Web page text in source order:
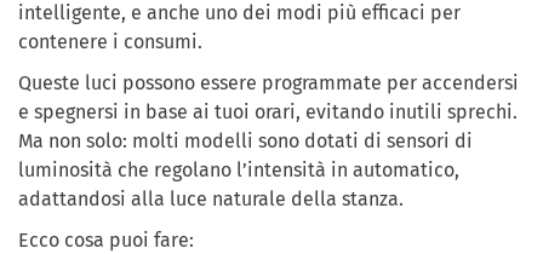
intelligente, e anche uno dei modi più efficaci per
contenere i consumi.
Queste luci possono essere programmate per accendersi
e spegnersi in base ai tuoi orari, evitando inutili sprechi.
Ma non solo: molti modelli sono dotati di sensori di
luminosità che regolano l’intensità in automatico,
adattandosi alla luce naturale della stanza.
Ecco cosa puoi fare: